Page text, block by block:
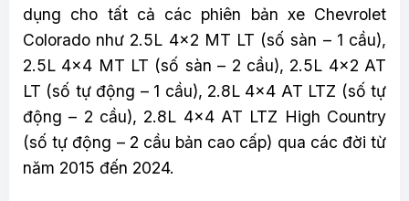
dụng cho tất cả các phiên bản xe Chevrolet
Colorado như 2.5L 4×2 MT LT (số sàn – 1 cầu),
2.5L 4×4 MT LT (số sàn – 2 cầu), 2.5L 4×2 AT
LT (số tự động – 1 cầu), 2.8L 4×4 AT LTZ (số tự
động – 2 cầu), 2.8L 4×4 AT LTZ High Country
(số tự động – 2 cầu bản cao cấp) qua các đời từ
năm 2015 đến 2024.